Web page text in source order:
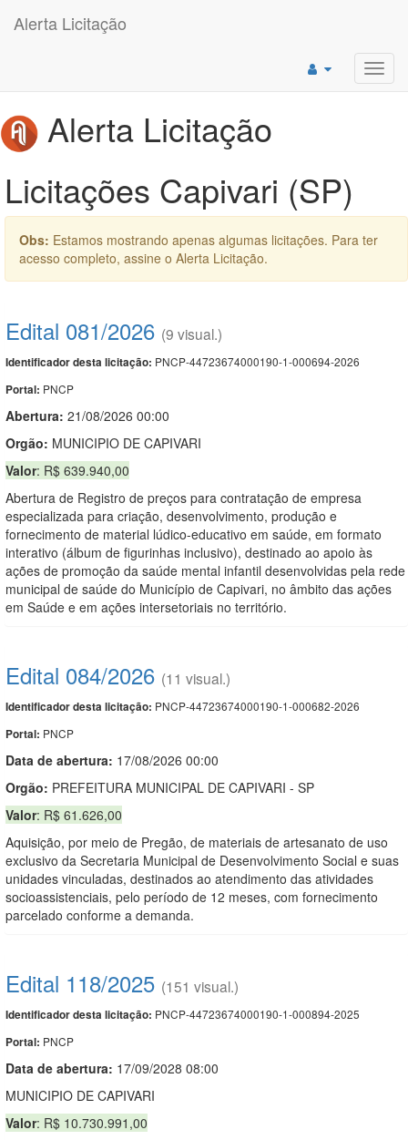
Alerta Licitação
Alerta Licitação
Licitações Capivari (SP)
Obs: Estamos mostrando apenas algumas licitações. Para ter
acesso completo, assine o Alerta Licitação.
Edital 081/2026 (9 visual.)
Identificador desta licitação: PNCP-44723674000190-1-000694-2026
Portal: PNCP
Abertura: 21/08/2026 00:00
Orgão: MUNICIPIO DE CAPIVARI
Valor: R$ 639.940,00
Abertura de Registro de preços para contratação de empresa
especializada para criação, desenvolvimento, produção e
fornecimento de material lúdico-educativo em saúde, em formato
interativo (álbum de figurinhas inclusivo), destinado ao apoio às
ações de promoção da saúde mental infantil desenvolvidas pela rede
municipal de saúde do Município de Capivari, no âmbito das ações
em Saúde e em ações intersetoriais no território.
Edital 084/2026 (11 visual.)
Identificador desta licitação: PNCP-44723674000190-1-000682-2026
Portal: PNCP
Data de abertura: 17/08/2026 00:00
Orgão: PREFEITURA MUNICIPAL DE CAPIVARI - SP
Valor: R$ 61.626,00
Aquisição, por meio de Pregão, de materiais de artesanato de uso
exclusivo da Secretaria Municipal de Desenvolvimento Social e suas
unidades vinculadas, destinados ao atendimento das atividades
socioassistenciais, pelo período de 12 meses, com fornecimento
parcelado conforme a demanda.
Edital 118/2025 (151 visual.)
Identificador desta licitação: PNCP-44723674000190-1-000894-2025
Portal: PNCP
Data de abertura: 17/09/2028 08:00
MUNICIPIO DE CAPIVARI
Valor: R$ 10.730.991,00